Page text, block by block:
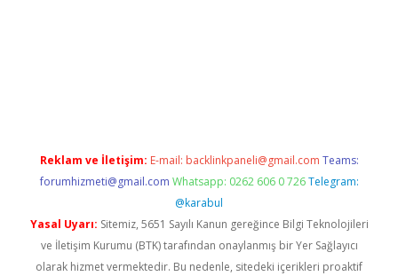
Reklam ve İletişim: E-mail: backlinkpaneli@gmail.com Teams:
forumhizmeti@gmail.com Whatsapp: 0262 606 0 726 Telegram:
@karabul
Yasal Uyarı: Sitemiz, 5651 Sayılı Kanun gereğince Bilgi Teknolojileri
ve İletişim Kurumu (BTK) tarafından onaylanmış bir Yer Sağlayıcı
olarak hizmet vermektedir. Bu nedenle, sitedeki içerikleri proaktif